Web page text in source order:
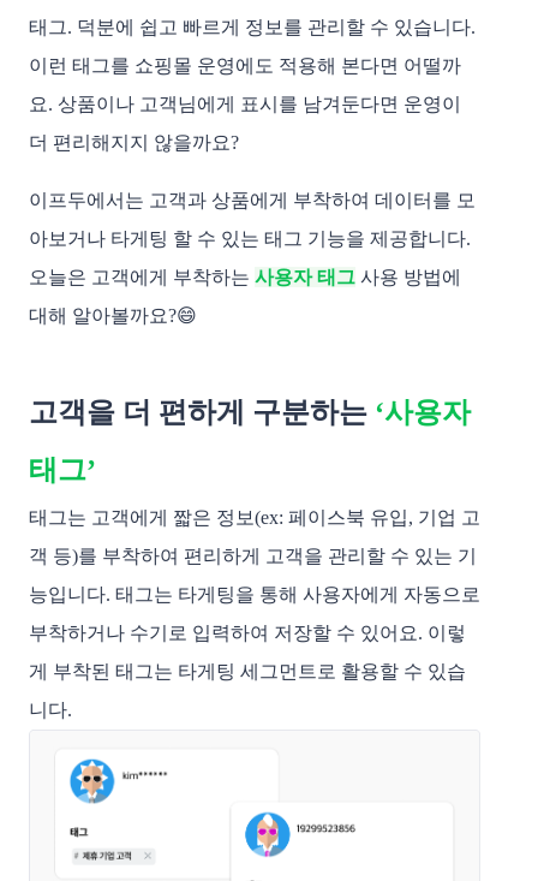
태그. 덕분에 쉽고 빠르게 정보를 관리할 수 있습니다.
이런 태그를 쇼핑몰 운영에도 적용해 본다면 어떨까
요. 상품이나 고객님에게 표시를 남겨둔다면 운영이
더 편리해지지 않을까요?
이프두에서는 고객과 상품에게 부착하여 데이터를 모
아보거나 타게팅 할 수 있는 태그 기능을 제공합니다.
오늘은 고객에게 부착하는 사용자 태그 사용 방법에
대해 알아볼까요?😄
고객을 더 편하게 구분하는 ‘사용자
태그’
태그는 고객에게 짧은 정보(ex: 페이스북 유입, 기업 고
객 등)를 부착하여 편리하게 고객을 관리할 수 있는 기
능입니다. 태그는 타게팅을 통해 사용자에게 자동으로
부착하거나 수기로 입력하여 저장할 수 있어요. 이렇
게 부착된 태그는 타게팅 세그먼트로 활용할 수 있습
니다.